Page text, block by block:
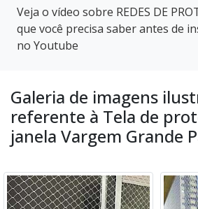
Veja o vídeo sobre REDES DE
que você precisa saber antes de
no Youtube
Galeria de imagens
referente à Tela de
janela Vargem Grande